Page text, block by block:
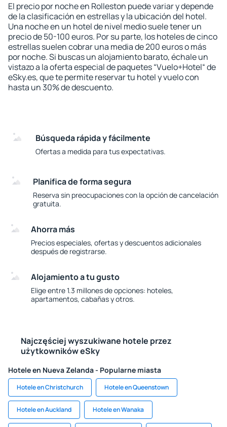
El precio por noche en Rolleston puede variar y depende
de la clasificación en estrellas y la ubicación del hotel.
Una noche en un hotel de nivel medio suele tener un
precio de 50-100 euros. Por su parte, los hoteles de cinco
estrellas suelen cobrar una media de 200 euros o más
por noche. Si buscas un alojamiento barato, échale un
vistazo a la oferta especial de paquetes “Vuelo+Hotel“ de
eSky.es, que te permite reservar tu hotel y vuelo con
hasta un 30% de descuento.
Búsqueda rápida y fácilmente
Ofertas a medida para tus expectativas.
Planifica de forma segura
Reserva sin preocupaciones con la opción de cancelación
gratuita.
Ahorra más
Precios especiales, ofertas y descuentos adicionales
después de registrarse.
Alojamiento a tu gusto
Elige entre 1.3 millones de opciones: hoteles,
apartamentos, cabañas y otros.
Najczęściej wyszukiwane hotele przez
użytkowników eSky
Hotele en Nueva Zelanda - Popularne miasta
Hotele en Christchurch Hotele en Queenstown
Hotele en Auckland Hotele en Wanaka